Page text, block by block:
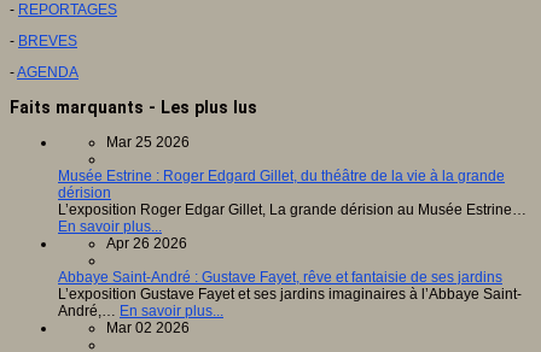
- REPORTAGES
- BREVES
-AGENDA
Faits marquants - Les plus lus
Mar 25 2026
Musée Estrine : Roger Edgard Gillet, du théâtre de la vie à la grande
dérision
L’exposition Roger Edgar Gillet, La grande dérision au Musée Estrine…
En savoir plus...
Apr 26 2026
Abbaye Saint-André : Gustave Fayet, rêve et fantaisie de ses jardins
L’exposition Gustave Fayet et ses jardins imaginaires à l’Abbaye Saint-
André,… En savoir plus...
Mar 02 2026